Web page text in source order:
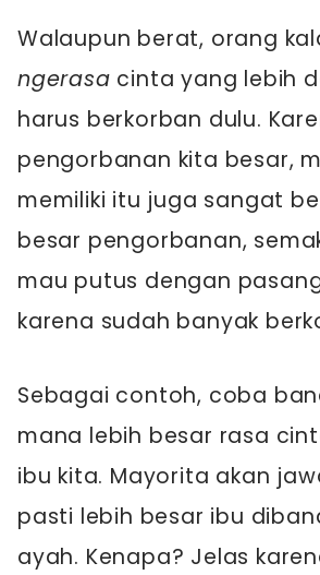
Walaupun berat, orang
ngerasa cinta yang lebih
harus berkorban dulu.
pengorbanan kita besar,
memiliki itu juga sangat
besar pengorbanan,
mau putus dengan
karena sudah banyak
Sebagai contoh, coba
mana lebih besar rasa
ibu kita. Mayorita akan
pasti lebih besar ibu
ayah. Kenapa? Jelas